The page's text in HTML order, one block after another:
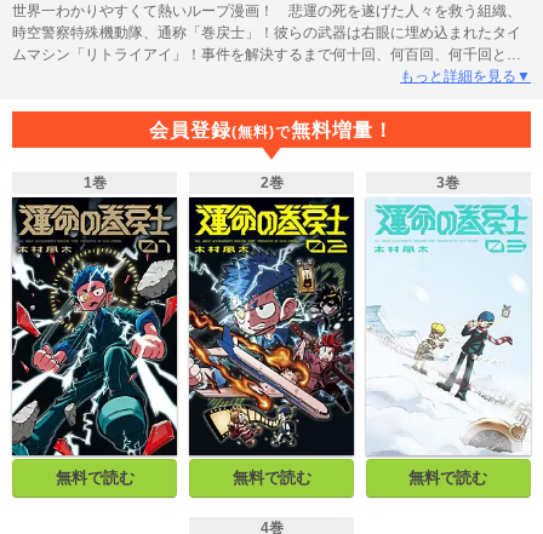
世界一わかりやすくて熱いループ漫画！ 悲運の死を遂げた人々を救う組織、
時空警察特殊機動隊、通称「巻戻士」！彼らの武器は右眼に埋め込まれたタイ
ムマシン「リトライアイ」！事件を解決するまで何十回、何百回、何千回と時
を巻き戻す！ コロコロ４５年の歴史上初のループ漫画、必見！もっと詳細を見る▼
会員登録(無料)で無料増量！
1巻
無料で読む
2巻
無料で読む
3巻
無料で読む
4巻